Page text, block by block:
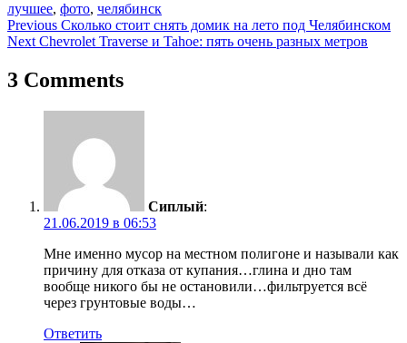
лучшее, фото, челябинск
Навигация
по
записям
Previous Сколько стоит снять домик на лето под Челябинском
Next Chevrolet Traverse и Tahoe: пять очень разных метров
3 Comments
Сиплый:
21.06.2019 в 06:53
Мне именно мусор на местном полигоне и называли как
причину для отказа от купания…глина и дно там
вообще никого бы не остановили…фильтруется всё
через грунтовые воды…
Ответить